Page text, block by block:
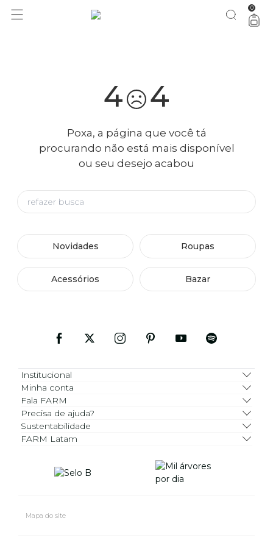
você merece 30% OFF pra comemorar com a gente aproveita! 0
4 4
Poxa, a página que você tá
procurando não está mais disponível
ou seu desejo acabou
Novidades Roupas
Acessórios Bazar
Institucional
Minha conta
Fala FARM
Precisa de ajuda?
Sustentabilidade
FARM Latam
Mapa do site